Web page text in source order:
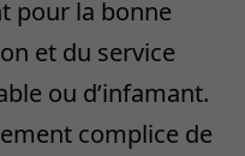
pour la bonne
et du service
ou d’infamant.
complice de